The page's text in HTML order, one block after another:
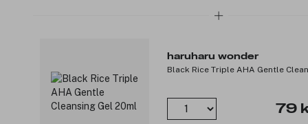
haruharu wonder
Black Rice Triple AHA Gentle
79